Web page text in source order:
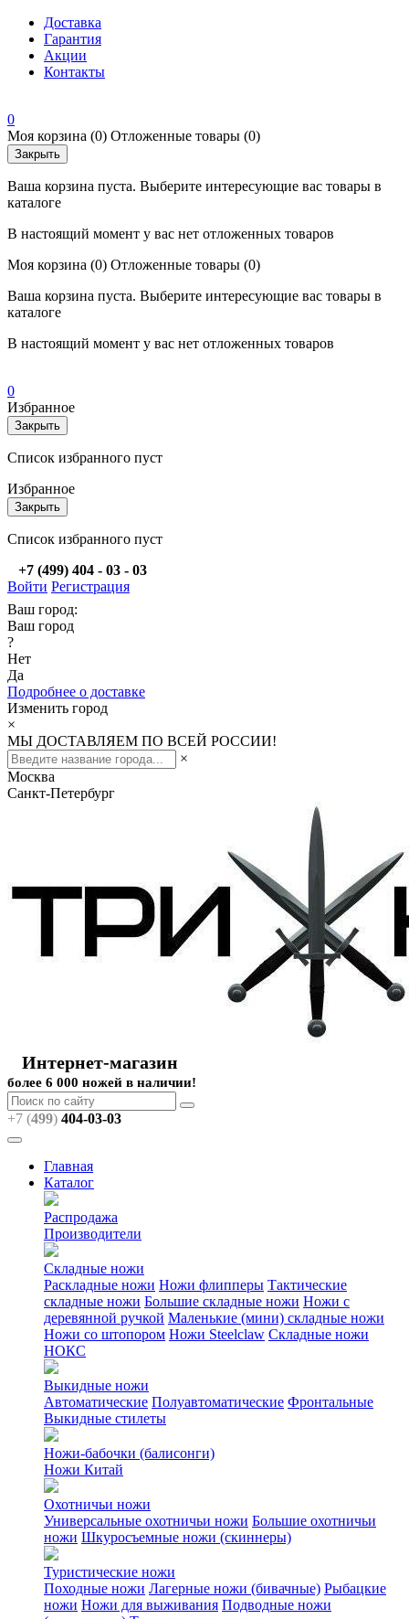
Доставка
Гарантия
Акции
Контакты
0
Моя корзина (0) Отложенные товары (0)
Закрыть
Ваша корзина пуста. Выберите интересующие вас товары в
каталоге
В настоящий момент у вас нет отложенных товаров
Моя корзина (0) Отложенные товары (0)
Ваша корзина пуста. Выберите интересующие вас товары в
каталоге
В настоящий момент у вас нет отложенных товаров
0
Избранное
Закрыть
Список избранного пуст
Избранное
Закрыть
Список избранного пуст
+7 (499) 404 - 03 - 03
Войти Регистрация
Ваш город:
Ваш город
?
Нет
Да
Подробнее о доставке
Изменить город
×
МЫ ДОСТАВЛЯЕМ ПО ВСЕЙ РОССИИ!
×
Москва
Санкт-Петербург
Интернет-магазин
более 6 000 ножей в наличии!
+7 (499) 404-03-03
Главная
Каталог
Распродажа
Производители
Складные ножи
Раскладные ножи Ножи флипперы Тактические
складные ножи Большие складные ножи Ножи с
деревянной ручкой Маленькие (мини) складные ножи
Ножи со штопором Ножи Steelclaw Складные ножи
НОКС
Выкидные ножи
Автоматические Полуавтоматические Фронтальные
Выкидные стилеты
Ножи-бабочки (балисонги)
Ножи Китай
Охотничьи ножи
Универсальные охотничьи ножи Большие охотничьи
ножи Шкуросъемные ножи (скиннеры)
Туристические ножи
Походные ножи Лагерные ножи (бивачные) Рыбацкие
ножи Ножи для выживания Подводные ножи